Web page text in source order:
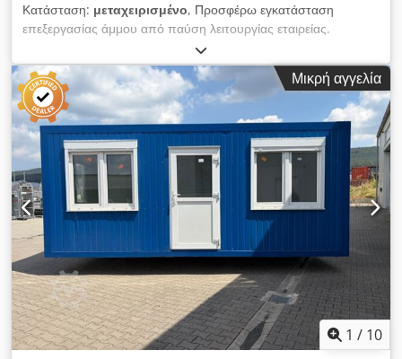
Κατάσταση: μεταχειρισμένο, Προσφέρω εγκατάσταση
επεξεργασίας άμμου από παύση λειτουργίας εταιρείας.
Συμπεριλαμβάνεται ο πίνακας ελέγχου. Το μηχάνημα είναι
ακόμη συνδεδεμένο και λειτουργούσε μέχρι το κλείσιμο της
εταιρείας. Αποσυναρμολόγηση από τον ίδιο τον αγοραστή.
Περισσότερες φωτογραφίες, πληροφορίες και δυνατότητα
επίσκεψης κατόπιν αιτήματος. Μπορείτε να υποβάλετε την
οικονομική σας προσφορά. Αποσυναρμολόγηση με δική σας
ευθύνη. Αποσυναρμολόγηση μπορεί να οργανωθεί κατόπιν
κάλυψης του κόστους. Πώληση ΜΟΝΟ σε επαγγελματίες.
Τιμολόγιο με ΦΠΑ εκδίδεται. Crjdpfxjzb Ef Ho Altsf Χωρίς
εγγύηση ή ευθύνη.
Μικρή αγγελία
1 / 10